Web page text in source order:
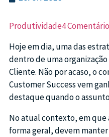
Produtividade4
Hoje em dia, uma das
dentro de uma
Cliente. Não por acaso, o
Customer Success vem
destaque quando o
No atual contexto, em que
forma geral, devem